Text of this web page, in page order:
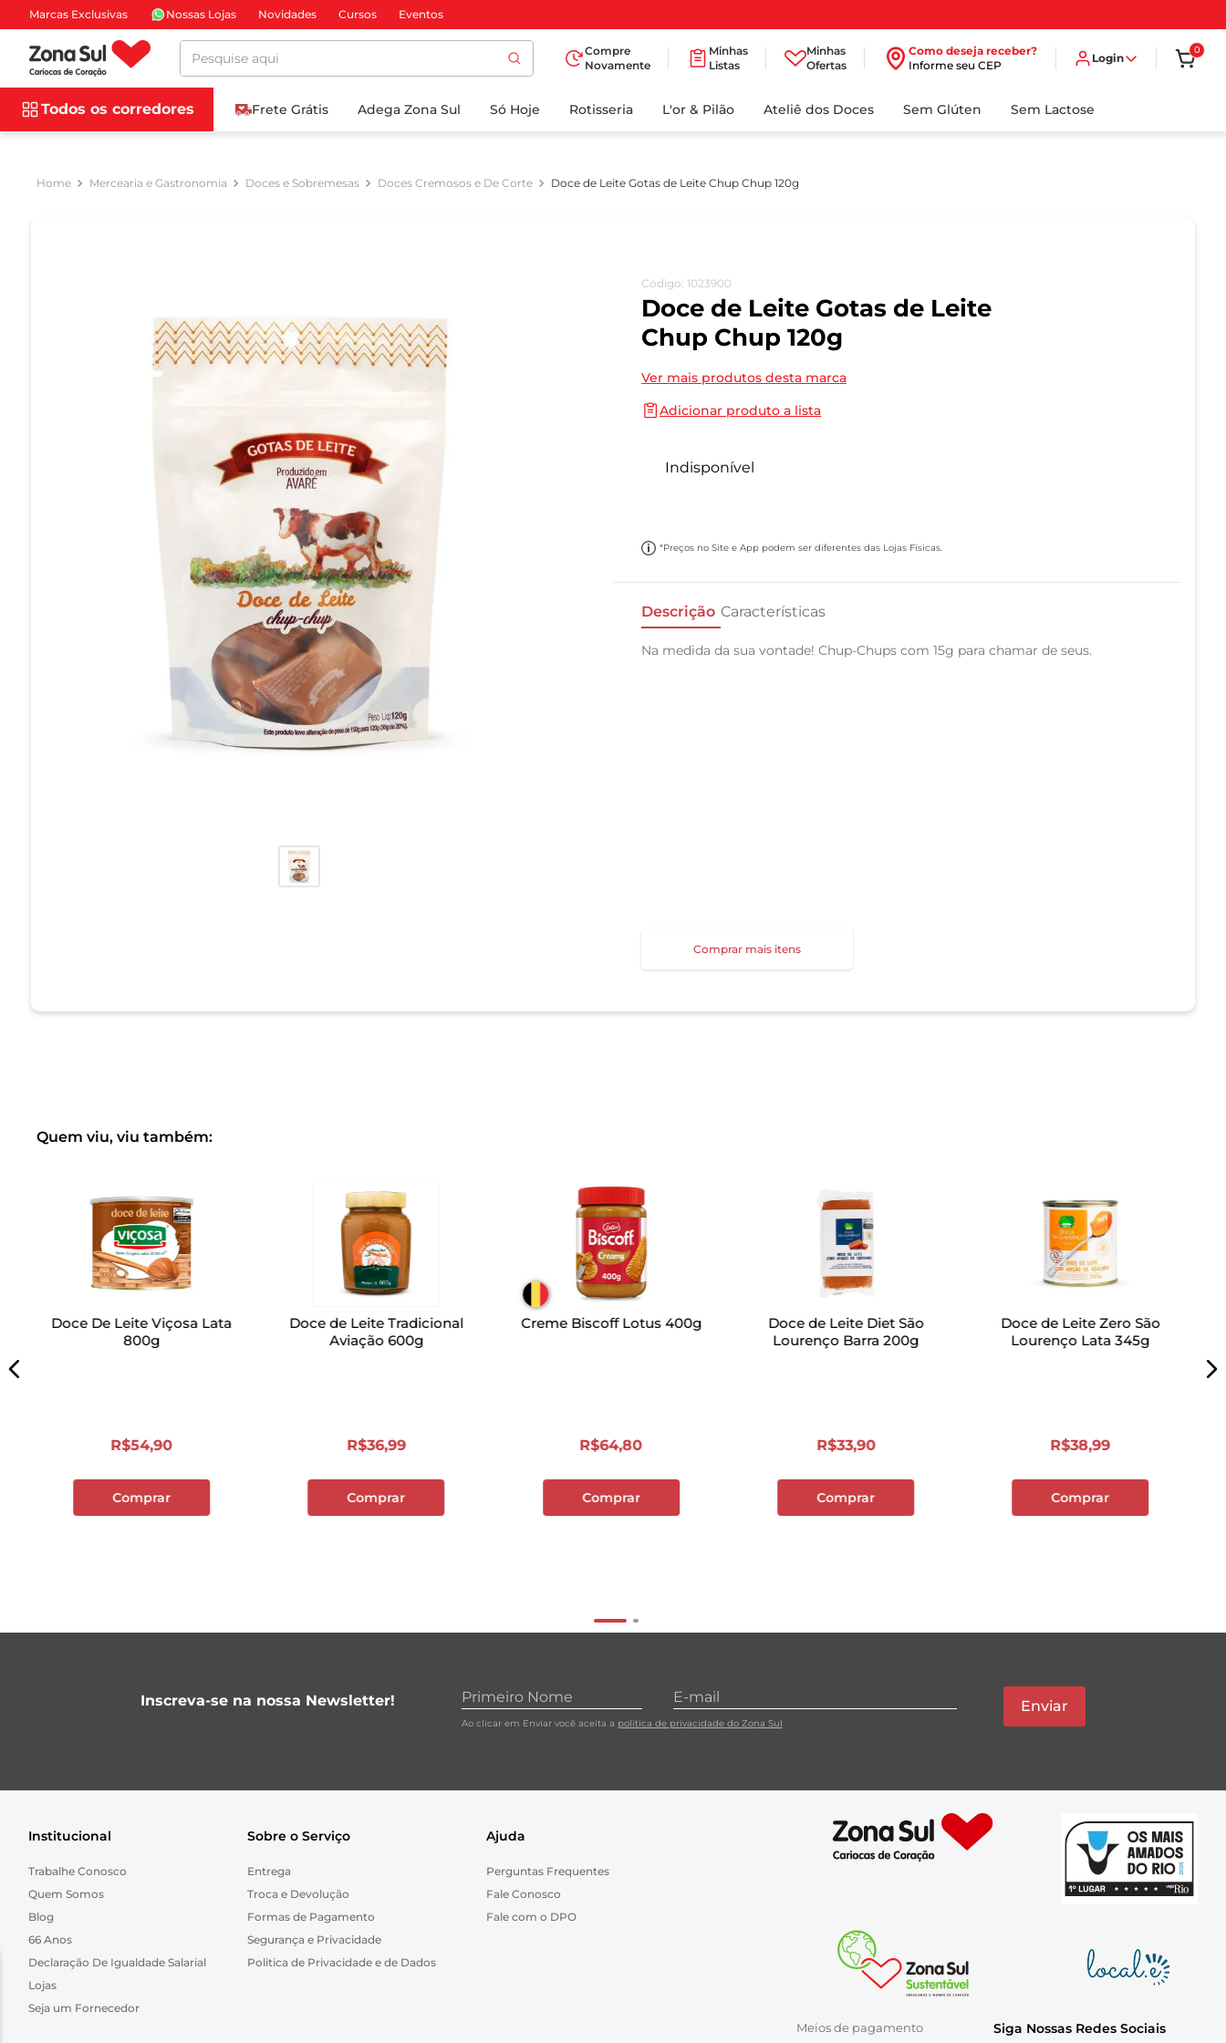
Marcas Exclusivas Nossas Lojas Novidades Cursos Eventos
Pesquise aqui
Compre
Novamente
Minhas
Listas
Minhas
Ofertas
Como deseja receber?
Informe seu CEP
Login
0
Todos os corredores Frete Grátis Adega Zona Sul Só Hoje Rotisseria L'or & Pilão Ateliê dos Doces Sem Glúten Sem Lactose
Mercearia e Gastronomia Doces e Sobremesas Doces Cremosos e De Corte Doce de Leite Gotas de Leite Chup Chup 120g
Código: 1023900
Doce de Leite Gotas de Leite
Chup Chup 120g
Ver mais produtos desta marca
Adicionar produto a lista
Indisponível
*Preços no Site e App podem ser diferentes das Lojas Físicas.
Descrição Características
Na medida da sua vontade! Chup-Chups com 15g para chamar de seus.
Comprar mais itens
Quem viu, viu também:
Doce De Leite Viçosa Lata
800g
R$54,90
Comprar
Doce de Leite Tradicional
Aviação 600g
R$36,99
Comprar
Creme Biscoff Lotus 400g
R$64,80
Comprar
Doce de Leite Diet São
Lourenço Barra 200g
R$33,90
Comprar
Doce de Leite Zero São
Lourenço Lata 345g
R$38,99
Comprar
Inscreva-se na nossa Newsletter!
Ao clicar em Enviar você aceita a política de privacidade do Zona Sul
Enviar
Institucional
Trabalhe Conosco
Quem Somos
Blog
66 Anos
Declaração De Igualdade Salarial
Lojas
Seja um Fornecedor
Sobre o Serviço
Entrega
Troca e Devolução
Formas de Pagamento
Segurança e Privacidade
Politica de Privacidade e de Dados
Ajuda
Perguntas Frequentes
Fale Conosco
Fale com o DPO
Meios de pagamento Siga Nossas Redes Sociais
BUSCADOS